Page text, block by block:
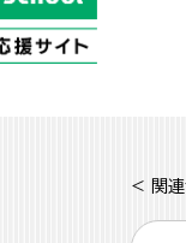
< 関連